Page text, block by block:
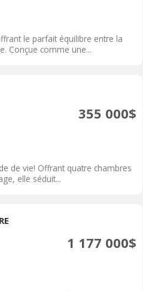
le parfait équilibre entre la
Conçue comme une...
355 000$
de vie! Offrant quatre chambres
elle séduit...
1 177 000$